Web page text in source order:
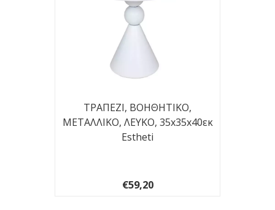
ΤΡΑΠΕΖΙ, BOHΘΗΤΙΚΟ,
ΜΕΤΑΛΛΙΚΟ, ΛΕΥΚΟ, 35x35x40εκ
Estheti
€59,20